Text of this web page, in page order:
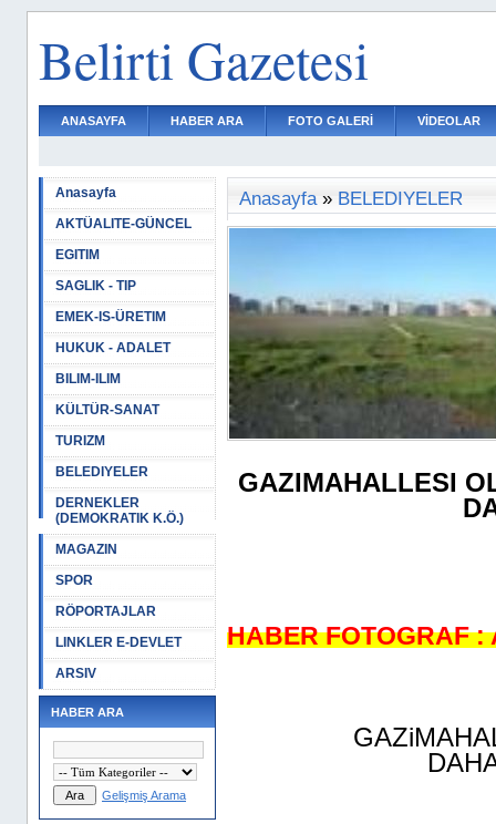
Belirti Gazetesi
ANASAYFA HABER ARA FOTO GALERİ VİDEOLAR
Anasayfa
AKTÜALITE-GÜNCEL
EGITIM
SAGLIK - TIP
EMEK-IS-ÜRETIM
HUKUK - ADALET
BILIM-ILIM
KÜLTÜR-SANAT
TURIZM
BELEDIYELER
DERNEKLER
(DEMOKRATIK K.Ö.)
MAGAZIN
SPOR
RÖPORTAJLAR
LINKLER E-DEVLET
ARSIV
HABER ARA
Gelişmiş Arama
Anasayfa» BELEDIYELER
GAZIMAHALLESI
HABER FOTOGRAF :